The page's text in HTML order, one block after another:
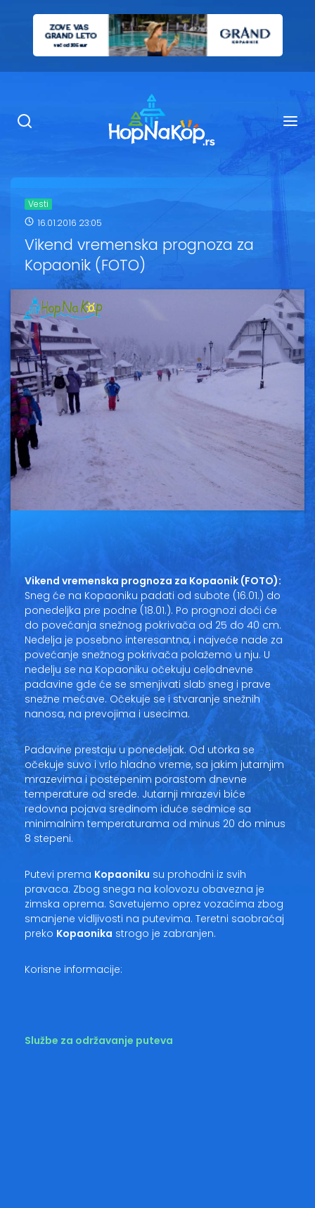
Ugostiteljstvo
Kop Info
Ski renta
Oglasi
Copyright© 2020
HopNaKop
Vesti
16.01.2016 23:05
Vikend vremenska prognoza za
Kopaonik (FOTO)
Vikend vremenska prognoza za Kopaonik (FOTO):
Sneg će na Kopaoniku padati od subote (16.01.) do
ponedeljka pre podne (18.01.). Po prognozi doći će
do povećanja snežnog pokrivača od 25 do 40 cm.
Nedelja je posebno interesantna, i najveće nade za
povećanje snežnog pokrivača polažemo u nju. U
nedelju se na Kopaoniku očekuju celodnevne
padavine gde će se smenjivati slab sneg i prave
snežne mećave. Očekuje se i stvaranje snežnih
nanosa, na prevojima i usecima.
Padavine prestaju u ponedeljak. Od utorka se
očekuje suvo i vrlo hladno vreme, sa jakim jutarnjim
mrazevima i postepenim porastom dnevne
temperature od srede. Jutarnji mrazevi biće
redovna pojava sredinom iduće sedmice sa
minimalnim temperaturama od minus 20 do minus
8 stepeni.
Putevi prema Kopaoniku su prohodni iz svih
pravaca. Zbog snega na kolovozu obavezna je
zimska oprema. Savetujemo oprez vozačima zbog
smanjene vidljivosti na putevima. Teretni saobraćaj
preko Kopaonika strogo je zabranjen.
Korisne informacije:
Službe za održavanje puteva